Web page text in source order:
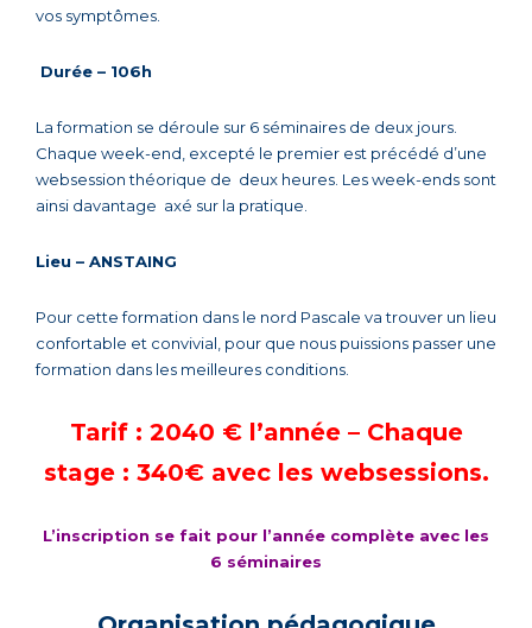
vos symptômes.
Durée – 106h
La formation se déroule sur 6 séminaires de deux jours.
Chaque week-end, excepté le premier est précédé d’une
websession théorique de deux heures. Les week-ends sont
ainsi davantage axé sur la pratique.
Lieu – ANSTAING
Pour cette formation dans le nord Pascale va trouver un lieu
confortable et convivial, pour que nous puissions passer une
formation dans les meilleures conditions.
Tarif : 2040 € l’année – Chaque
stage : 340€ avec les websessions.
L’inscription se fait pour l’année complète avec les
6 séminaires